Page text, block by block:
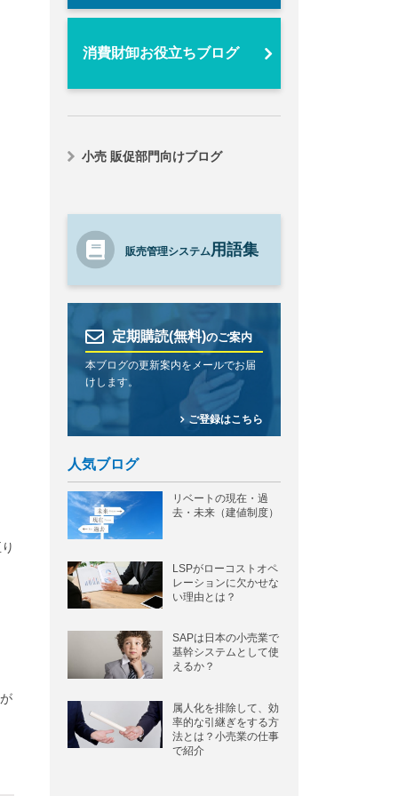
消費財卸お役立ちブログ
小売 販促部門向けブログ
販売管理システム用語集
定期購読(無料)のご案内
本ブログの更新案内をメールでお届
けします。
ご登録はこちら
人気ブログ
リベートの現在・過
去・未来（建値制度）
LSPがローコストオペ
レーションに欠かせな
い理由とは？
SAPは日本の小売業で
基幹システムとして使
えるか？
属人化を排除して、効
率的な引継ぎをする方
法とは？小売業の仕事
で紹介